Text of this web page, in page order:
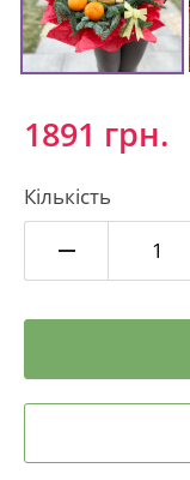
1891 грн.
Кількість